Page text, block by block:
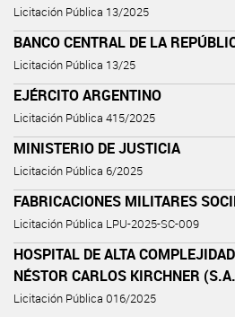
Licitación Pública 13/2025
BANCO CENTRAL DE LA
Licitación Pública 13/25
EJÉRCITO ARGENTINO
Licitación Pública 415/2025
MINISTERIO DE JUSTICIA
Licitación Pública 6/2025
FABRICACIONES MILITARES
Licitación Pública LPU-2025-SC-009
HOSPITAL DE ALTA
NÉSTOR CARLOS KIRCHNER
Licitación Pública 016/2025